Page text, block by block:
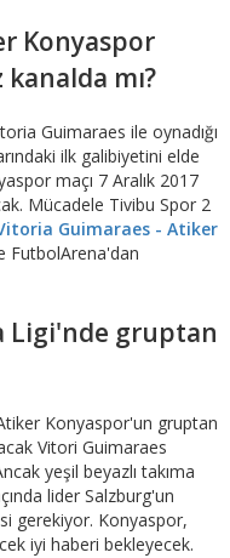
Konyaspor
kanalda mı?
Guimaraes ile oynadığı
ilk galibiyetini elde
maçı 7 Aralık 2017
Mücadele Tivibu Spor 2
Guimaraes - Atiker
FutbolArena'dan
Ligi'nde gruptan
Konyaspor'un gruptan
Vitori Guimaraes
yeşil beyazlı takıma
lider Salzburg'un
gerekiyor. Konyaspor,
iyi haberi bekleyecek.